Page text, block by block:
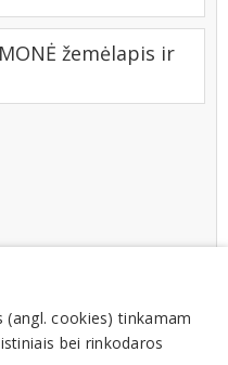
žemėlapis ir
cookies) tinkamam
bei rinkodaros